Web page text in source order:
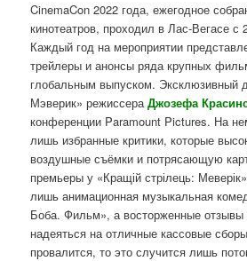
CinemaCon 2022 года, ежегодное
кинотеатров, проходил в Лас-Вегасе с
Каждый год на мероприятии
трейлеры и анонсы ряда крупных
глобальным выпуском. Эксклюзивный
Мэверик» режиссераДжозефа
конференции Paramount Pictures. На
лишь избранные критики, которые
воздушные съёмки и потрясающую
премьеры у «Кращій стрілець:
лишь анимационная музыкальная
Боба. Фильм», а восторженные
надеяться на отличные кассовые
провалится, то это случится лишь